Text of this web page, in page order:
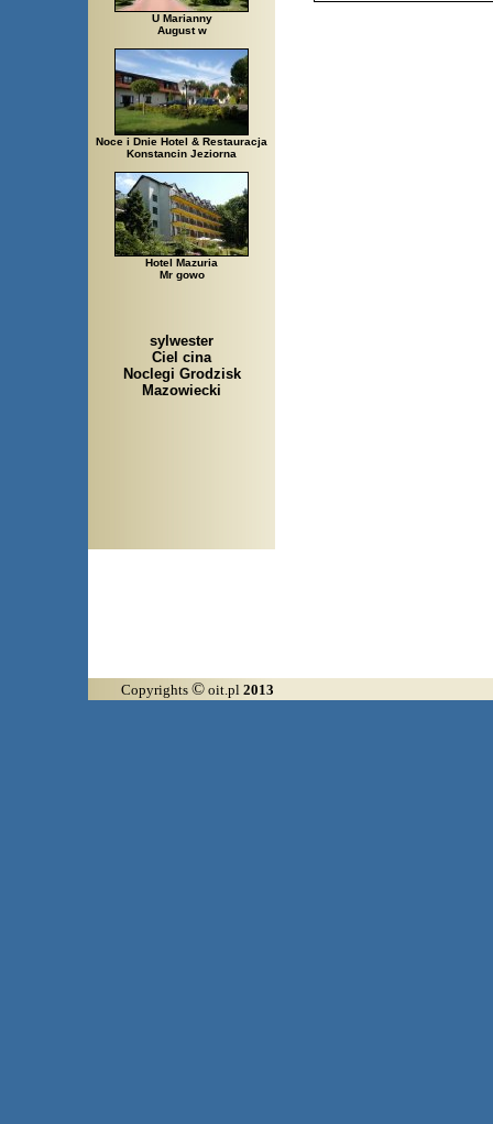
U Marianny
August w
Noce i Dnie Hotel & Restauracja
Konstancin Jeziorna
Hotel Mazuria
Mr gowo
sylwester
Ciel cina
Noclegi Grodzisk
Mazowiecki
Copyrights © oit.pl 2013